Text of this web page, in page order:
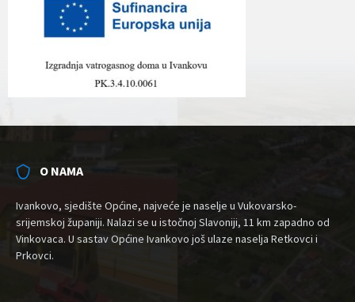
O NAMA
Ivankovo, sjedište Općine, najveće je naselje u Vukovarsko-
srijemskoj županiji. Nalazi se u istočnoj Slavoniji, 11 km zapadno od
Vinkovaca. U sastav Općine Ivankovo još ulaze naselja Retkovci i
Prkovci.